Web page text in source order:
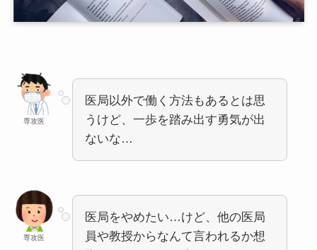
専攻医
医局以外で働く方法もあるとは思
うけど、一歩を踏み出す勇気が出
ないな…
専攻医
医局をやめたい…けど、他の医局
員や教授からなんて言われるか想